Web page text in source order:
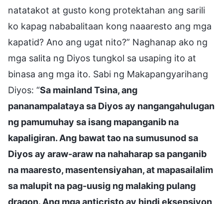
natatakot at gusto kong protektahan ang sarili
ko kapag nababalitaan kong naaaresto ang mga
kapatid? Ano ang ugat nito?” Naghanap ako ng
mga salita ng Diyos tungkol sa usaping ito at
binasa ang mga ito. Sabi ng Makapangyarihang
Diyos: “Sa mainland Tsina, ang
pananampalataya sa Diyos ay nangangahulugan
ng pamumuhay sa isang mapanganib na
kapaligiran. Ang bawat tao na sumusunod sa
Diyos ay araw-araw na nahaharap sa panganib
na maaresto, masentensiyahan, at mapasailalim
sa malupit na pag-uusig ng malaking pulang
dragon. Ang mga anticristo ay hindi eksepsiyon